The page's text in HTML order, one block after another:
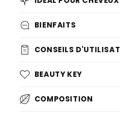
BIENFAITS
CONSEILS
BEAUTY KEY
COMPOSITION